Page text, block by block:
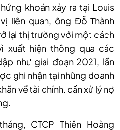
khoán xảy ra tại Louis
liên quan, ông Đỗ Thành
lại thị trường với một cách
xuất hiện thông qua các
như giai đoạn 2021, lần
ghi nhận tại những doanh
về tài chính, cần xử lý nợ
CTCP Thiên Hoàng